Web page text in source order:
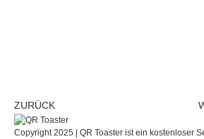
ZURÜCK
Copyright 2025 | QR Toaster ist ein kostenloser